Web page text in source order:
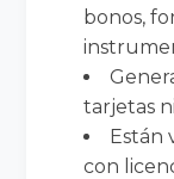
bonos,
tarjetas
Están
con